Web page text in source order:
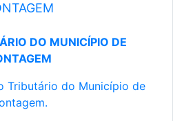
DO MUNICÍPIO DE
Tributário do Município de